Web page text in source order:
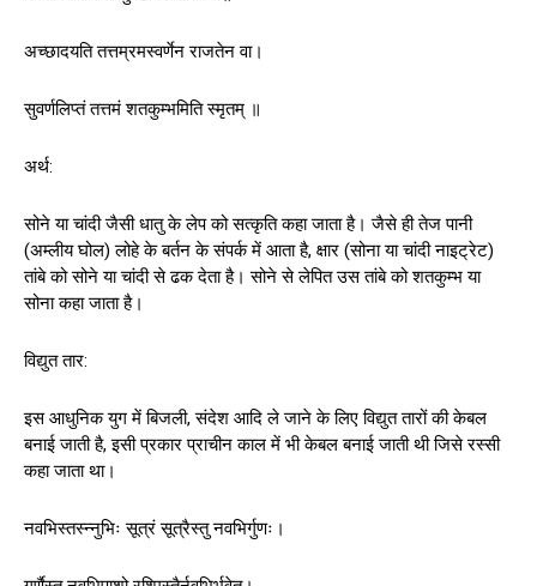
अच्छादयति तत्तम्रमस्वर्णेन राजतेन वा।
सुवर्णलिप्तं तत्तमं शतकुम्भमिति स्मृतम् ॥
अर्थ:
सोने या चांदी जैसी धातु के लेप को सत्कृति कहा जाता है। जैसे ही तेज पानी
(अम्लीय घोल) लोहे के बर्तन के संपर्क में आता है, क्षार (सोना या चांदी नाइट्रेट)
तांबे को सोने या चांदी से ढक देता है। सोने से लेपित उस तांबे को शतकुम्भ या
सोना कहा जाता है।
विद्युत तार:
इस आधुनिक युग में बिजली, संदेश आदि ले जाने के लिए विद्युत तारों की केबल
बनाई जाती है, इसी प्रकार प्राचीन काल में भी केबल बनाई जाती थी जिसे रस्सी
कहा जाता था।
नवभिस्तस्न्नुभिः सूत्रं सूत्रैस्तु नवभिर्गुणः।